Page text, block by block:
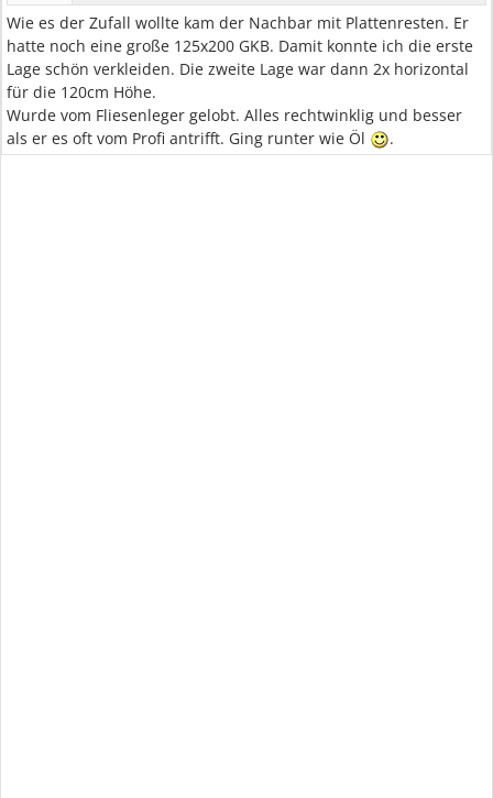
Wie es der Zufall wollte kam der Nachbar mit Plattenresten. Er
hatte noch eine große 125x200 GKB. Damit konnte ich die erste
Lage schön verkleiden. Die zweite Lage war dann 2x horizontal
für die 120cm Höhe.
Wurde vom Fliesenleger gelobt. Alles rechtwinklig und besser
als er es oft vom Profi antrifft. Ging runter wie Öl
.